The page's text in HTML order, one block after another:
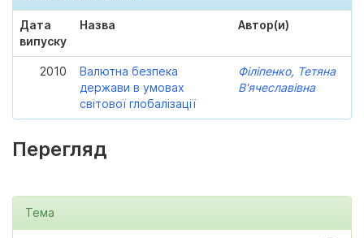
Дата
випуску
Назва Автор(и)
2010
Валютна безпека
держави в умовах
світової глобалізації
Філіпенко, Тетяна
В'ячеславівна
Перегляд
Тема